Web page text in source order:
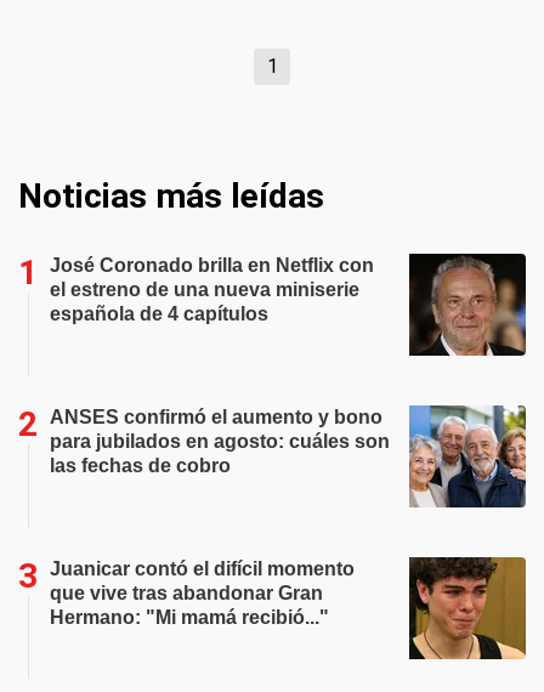
1
Noticias más leídas
José Coronado brilla en Netflix con
el estreno de una nueva miniserie
española de 4 capítulos
ANSES confirmó el aumento y bono
para jubilados en agosto: cuáles son
las fechas de cobro
Juanicar contó el difícil momento
que vive tras abandonar Gran
Hermano: "Mi mamá recibió..."